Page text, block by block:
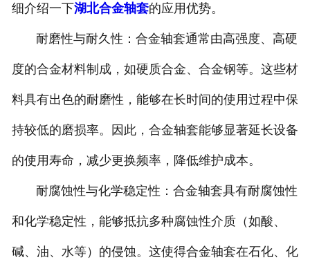
细介绍一下湖北合金轴套的应用优势。
耐磨性与耐久性：合金轴套通常由高强度、高硬
度的合金材料制成，如硬质合金、合金钢等。这些材
料具有出色的耐磨性，能够在长时间的使用过程中保
持较低的磨损率。因此，合金轴套能够显著延长设备
的使用寿命，减少更换频率，降低维护成本。
耐腐蚀性与化学稳定性：合金轴套具有耐腐蚀性
和化学稳定性，能够抵抗多种腐蚀性介质（如酸、
碱、油、水等）的侵蚀。这使得合金轴套在石化、化